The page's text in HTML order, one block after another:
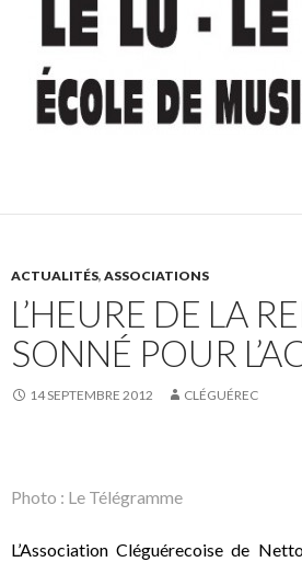
ACTUALITÉS, ASSOCIATIONS
L’HEURE DE LA
SONNÉ POUR
14 SEPTEMBRE 2012 CLÉGUÉREC
Photo : Le Télégramme
L’Association Cléguérecoise de